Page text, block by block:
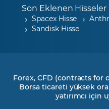
Son Eklenen Hisseler
Spacex Hisse
Sandisk Hisse
Forex, CFD (contracts for
Borsa ticareti yüksek
yatırımcı için